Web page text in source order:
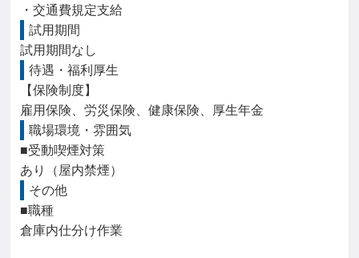
・交通費規定支給
試用期間
試用期間なし
待遇・福利厚生
【保険制度】
雇用保険、労災保険、健康保険、厚生年金
職場環境・雰囲気
■受動喫煙対策
あり（屋内禁煙）
その他
■職種
倉庫内仕分け作業